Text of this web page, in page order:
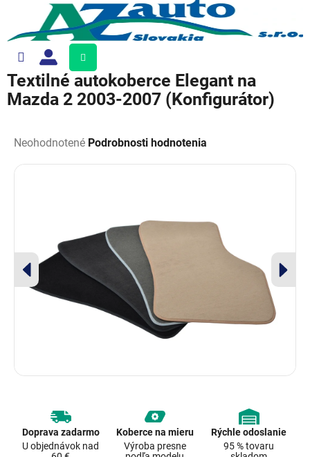
obsah
Nákupný
košík
Textilné autokoberce Elegant na
Mazda 2 2003-2007 (Konfigurátor)
hodnotenie
je
Neohodnotené Podrobnosti hodnotenia
Doprava zadarmo
U objednávok nad
Koberce na mieru
Výroba presne
Rýchle odoslanie
95 % tovaru